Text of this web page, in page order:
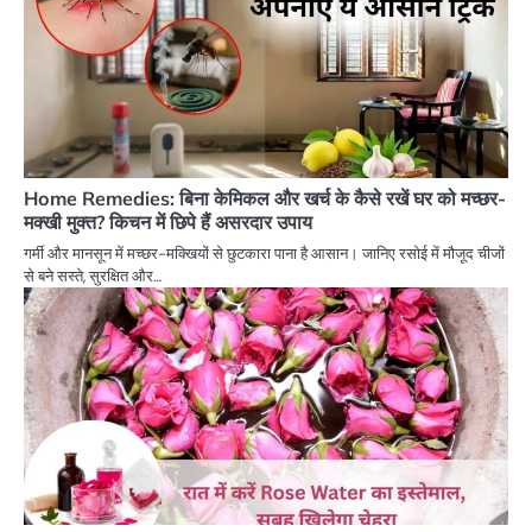
Home Remedies: बिना केमिकल और खर्च के कैसे रखें घर को मच्छर-
मक्खी मुक्त? किचन में छिपे हैं असरदार उपाय
गर्मी और मानसून में मच्छर-मक्खियों से छुटकारा पाना है आसान। जानिए रसोई में मौजूद चीजों
से बने सस्ते, सुरक्षित और…